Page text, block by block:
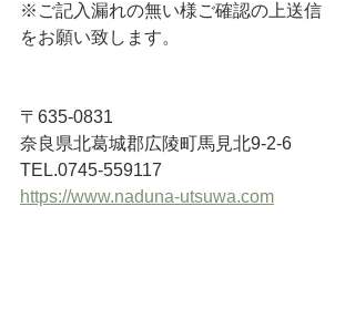
※ご記入漏れの無い様ご確認の上送信
をお願い致します。
〒635-0831
奈良県北葛城郡広陵町馬見北9-2-6
TEL.0745-559117
https://www.naduna-utsuwa.com